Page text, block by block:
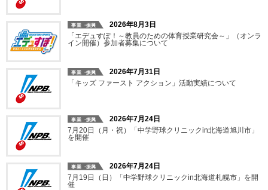
2026年8月3日
「エデュすぽ！～教員のための体育授業研究会～」（オンラ
イン開催）参加者募集について
2026年7月31日
「キッズ ファースト アクション」活動実績について
2026年7月24日
7月20日（月・祝）「中学野球クリニックin北海道旭川市」
を開催
2026年7月24日
7月19日（日）「中学野球クリニックin北海道札幌市」を開
催